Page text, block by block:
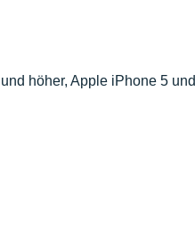
höher, Apple iPhone 5 und